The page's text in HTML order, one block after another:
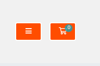
0 کارت خرید